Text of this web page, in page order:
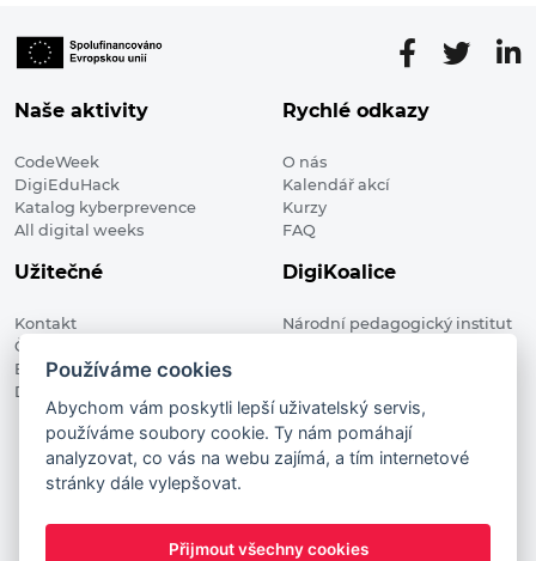
Naše aktivity
CodeWeek
DigiEduHack
Katalog kyberprevence
All digital weeks
Rychlé odkazy
O nás
Kalendář akcí
Kurzy
FAQ
Užitečné
Kontakt
Členské organizace
Blog
Digitalizace ve vzdělávání
DigiKoalice
Národní pedagogický institut
DigiKoalice 2021. All rights reserved
Vstup do administrace
This project has received funding from the European
Commission Innovation and Networks Executive Agency (now
Používáme cookies
Abychom vám poskytli lepší uživatelský servis,
používáme soubory cookie. Ty nám pomáhají
analyzovat, co vás na webu zajímá, a tím internetové
stránky dále vylepšovat.
Přijmout všechny cookies